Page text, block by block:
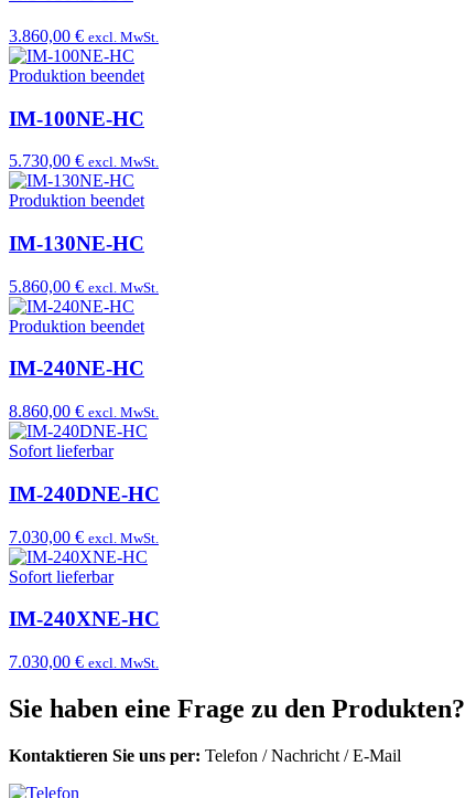
3.860,00 € excl. MwSt.
Produktion beendet
IM-100NE-HC
5.730,00 € excl. MwSt.
Produktion beendet
IM-130NE-HC
5.860,00 € excl. MwSt.
Produktion beendet
IM-240NE-HC
8.860,00 € excl. MwSt.
Sofort lieferbar
IM-240DNE-HC
7.030,00 € excl. MwSt.
Sofort lieferbar
IM-240XNE-HC
7.030,00 € excl. MwSt.
Sie haben eine Frage zu den Produkten?
Kontaktieren Sie uns per: Telefon /Nachricht /E-Mail